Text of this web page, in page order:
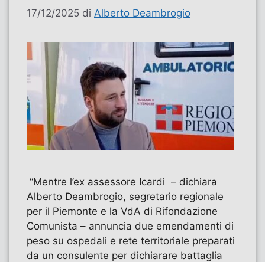
17/12/2025 di Alberto Deambrogio
“Mentre l’ex assessore Icardi – dichiara
Alberto Deambrogio, segretario regionale
per il Piemonte e la VdA di Rifondazione
Comunista – annuncia due emendamenti di
peso su ospedali e rete territoriale preparati
da un consulente per dichiarare battaglia